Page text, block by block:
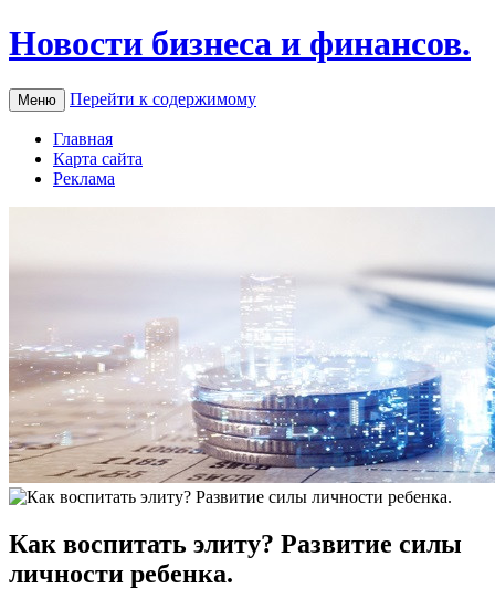
Новости бизнеса и финансов.
Меню Перейти к содержимому
Главная
Карта сайта
Реклама
Как воспитать элиту? Развитие силы
личности ребенка.